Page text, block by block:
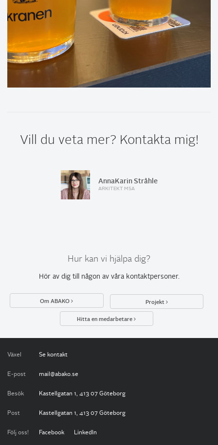
Vill du veta mer? Kontakta mig!
AnnaKarin Stråhle
ARKITEKT MSA
Hur kan vi hjälpa dig?
Hör av dig till någon av våra kontaktpersoner.
Om ABAKO Projekt
Hitta en medarbetare
Växel Se kontakt
E-post mail@abako.se
Besök Kastellgatan 1, 413 07 Göteborg
Post Kastellgatan 1, 413 07 Göteborg
Följ oss! Facebook LinkedIn